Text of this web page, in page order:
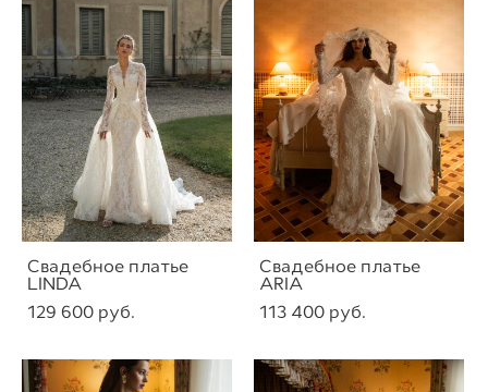
Свадебное платье
LINDA
129 600 pуб.
Свадебное платье
ARIA
113 400 pуб.